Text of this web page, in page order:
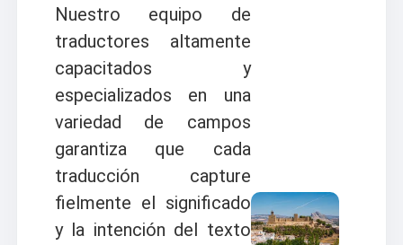
Nuestro equipo de
traductores altamente
capacitados y
especializados en una
variedad de campos
garantiza que cada
traducción capture
fielmente el significado
y la intención del texto